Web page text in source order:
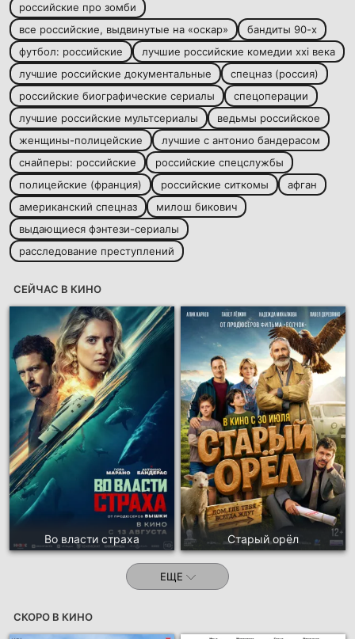
российские про зомби
все российские, выдвинутые на «оскар»
бандиты 90-х
футбол: российские
лучшие российские комедии xxi века
лучшие российские документальные
спецназ (россия)
российские биографические сериалы
спецоперации
лучшие российские мультсериалы
ведьмы российское
женщины-полицейские
лучшие с антонио бандерасом
снайперы: российские
российские спецслужбы
полицейские (франция)
российские ситкомы
афган
американский спецназ
милош бикович
выдающиеся фэнтези-сериалы
расследование преступлений
СЕЙЧАС В КИНО
Во власти страха Старый орёл
ЕЩЕ
СКОРО В КИНО